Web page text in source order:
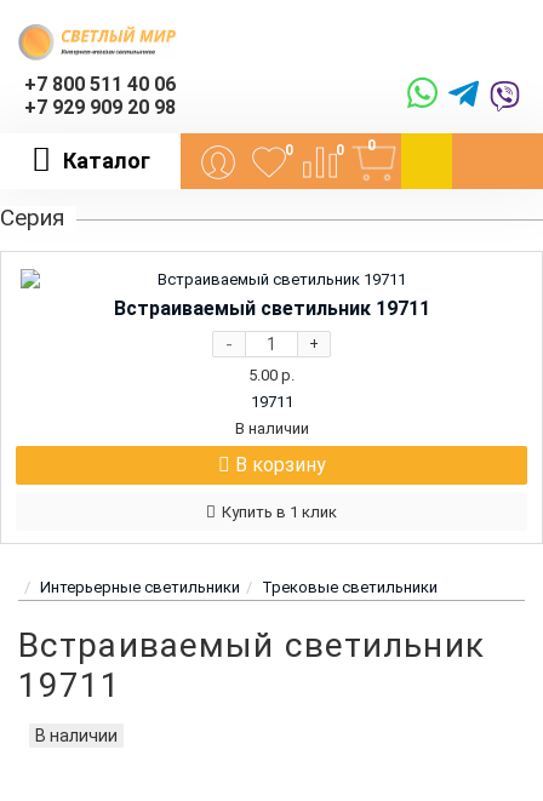
+7 800 511 40 06
+7 929 909 20 98
Каталог 0 0 0
Серия
Встраиваемый светильник 19711
- +
5.00 р.
19711
В наличии
В корзину
Купить в 1 клик
Интерьерные светильники Трековые светильники
Встраиваемый светильник
19711
В наличии